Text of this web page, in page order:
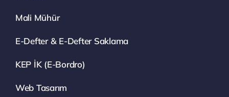
Mali Mühür
E-Defter & E-Defter Saklama
KEP İK (E-Bordro)
Web Tasarım